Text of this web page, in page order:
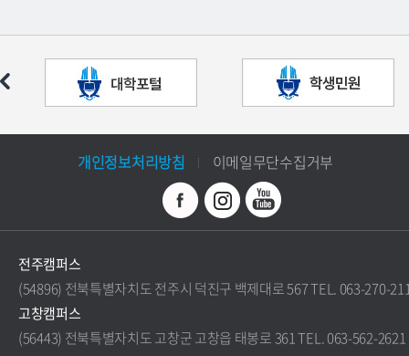
개인정보처리방침 이메일무단수집거부
전주캠퍼스
(54896) 전북특별자치도 전주시 덕진구 백제대로 567 TEL. 063-270-
고창캠퍼스
(56443) 전북특별자치도 고창군 고창읍 태봉로 361 TEL. 063-562-2621